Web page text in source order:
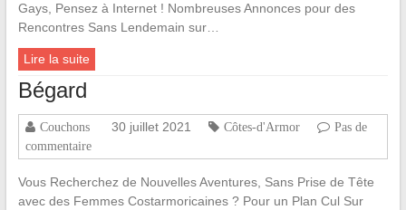
Gays, Pensez à Internet ! Nombreuses Annonces pour des
Rencontres Sans Lendemain sur…
Lire la suite
Bégard
Couchons 30 juillet 2021 Côtes-d'Armor
Pas de
commentaire
Vous Recherchez de Nouvelles Aventures, Sans Prise de Tête
avec des Femmes Costarmoricaines ? Pour un Plan Cul Sur